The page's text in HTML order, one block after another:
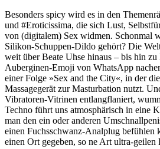
Besonders spicy wird es in den
und #Eroticissima, die sich Lust,
von (digitalem) Sex widmen. Schonmal
Silikon-Schuppen-Dildo gehört? Die
weit über Beate Uhse hinaus – bis hin
Auberginen-Emoji von WhatsApp
einer Folge »Sex and the City«, in der
Massagegerät zur Masturbation nutzt.
Vibratoren-Vitrinen entlangflaniert,
Techno führt uns atmosphärisch in eine
man den ein oder anderen
einen Fuchsschwanz-Analplug befühlen
einen Ort gegeben, so ne Art ultra-geilen